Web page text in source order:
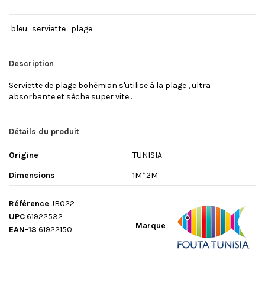
bleu serviette plage
Description
Serviette de plage bohémian s'utilise à la plage , ultra
absorbante et sèche super vite .
Détails du produit
Origine
TUNISIA
Dimensions
1M*2M
Marque
Référence JB022
UPC61922532
EAN-13 61922150